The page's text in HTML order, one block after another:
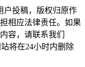
户投稿，版权归原作
相应法律责任。如果
容，请联系我们
站将在24小时内删除